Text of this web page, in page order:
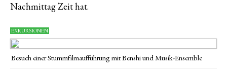
Nachmittag Zeit hat.
EXKURSIONEN
Besuch einer Stummfilmaufführung mit Benshi und Musik-Ensemble